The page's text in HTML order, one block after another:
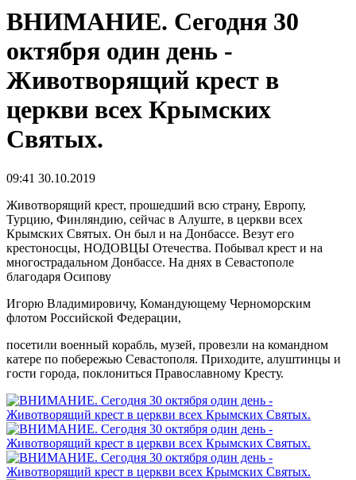
ВНИМАНИЕ. Сегодня 30
октября один день -
Животворящий крест в
церкви всех Крымских
Святых.
09:41 30.10.2019
Животворящий крест, прошедший всю страну, Европу,
Турцию, Финляндию, сейчас в Алуште, в церкви всех
Крымских Святых. Он был и на Донбассе. Везут его
крестоносцы, НОДОВЦЫ Отечества. Побывал крест и на
многострадальном Донбассе. На днях в Севастополе
благодаря Осипову
Игорю Владимировичу, Командующему Черноморским
флотом Российской Федерации,
посетили военный корабль, музей, провезли на командном
катере по побережью Севастополя. Приходите, алуштинцы и
гости города, поклониться Православному Кресту.